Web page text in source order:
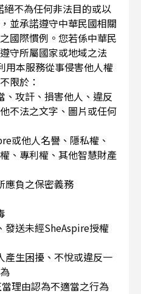
不為任何非法目的或以
並承諾遵守中華民國相關
國際慣例。您若係中華民
守所屬國家或地域之法
本服務從事侵害他人權
限於：
、攻訐、損害他人、違反
不法之文字、圖片或任何
或他人名譽、隱私權、
、專利權、其他智慧財產
應負之保密義務
發送未經SheAspire授權
產生困擾、不悅或違反一
當理由認為不適當之行為